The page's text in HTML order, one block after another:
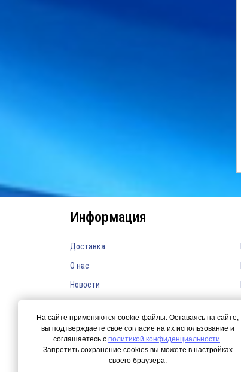
Информация
Доставка
О нас
Новости
На сайте применяются cookie-файлы. Оставаясь на сайте,
вы подтверждаете свое согласие на их использование и
соглашаетесь с политикой конфиденциальности.
Запретить сохранение cookies вы можете в настройках
своего браузера.